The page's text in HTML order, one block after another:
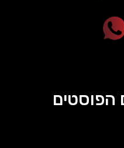
הפוסטים